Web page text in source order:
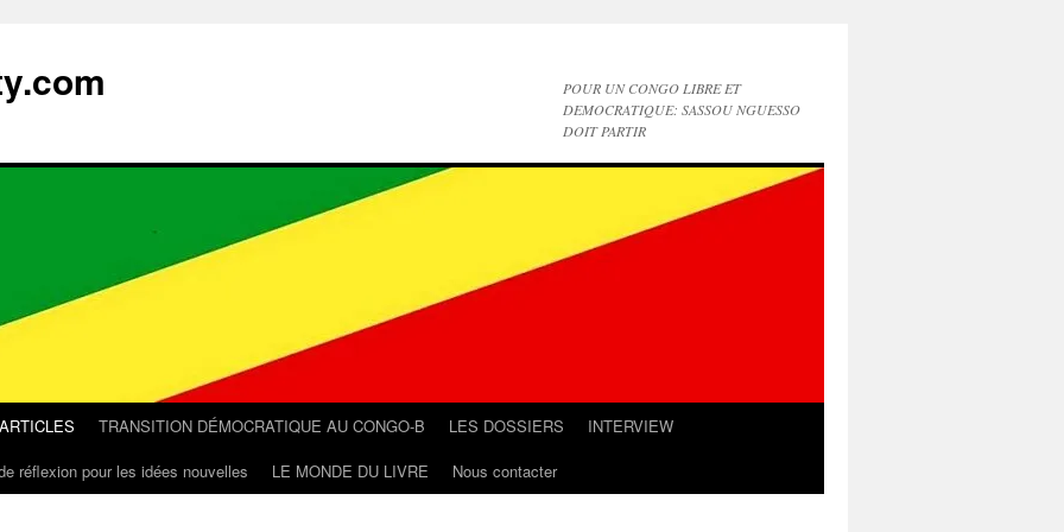
POUR UN CONGO LIBRE ET
DEMOCRATIQUE: SASSOU NGUESSO
DOIT PARTIR
TRANSITION DÉMOCRATIQUE AU CONGO-B LES DOSSIERS
INTERVIEW
réflexion pour les idées nouvelles LE MONDE DU LIVRE Nous contacter